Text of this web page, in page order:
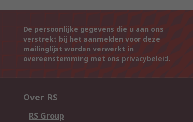
De persoonlijke gegevens die u aan ons
verstrekt bij het aanmelden voor deze
mailinglijst worden verwerkt in
overeenstemming met ons privacybeleid.
Over RS
RS Group